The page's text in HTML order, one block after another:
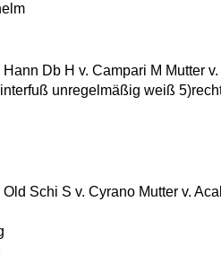
Db H v. Campari M Mutter
unregelmäßig weiß
Schi S v. Cyrano Mutter v.